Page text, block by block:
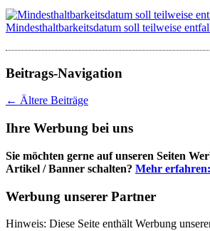
Mindesthaltbarkeitsdatum soll teilweise
Beitrags-Navigation
← Ältere Beiträge
Ihre Werbung bei uns
Sie möchten gerne auf unseren Seiten
Artikel / Banner schalten? Mehr erfahren:
Werbung unserer Partner
Hinweis: Diese Seite enthält Werbung